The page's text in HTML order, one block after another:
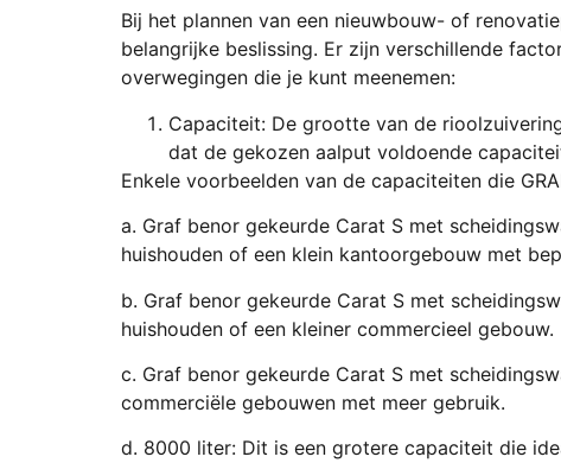
Bij het plannen van een nieuwbouw- of
belangrijke beslissing. Er zijn verschillende
overwegingen die je kunt meenemen:
Capaciteit: De grootte van de
dat de gekozen aalput voldoende
Enkele voorbeelden van de capaciteiten die
a. Graf benor gekeurde Carat S met
huishouden of een klein kantoorgebouw met
b. Graf benor gekeurde Carat S met
huishouden of een kleiner commercieel gebouw.
c. Graf benor gekeurde Carat S met
commerciële gebouwen met meer gebruik.
d. 8000 liter: Dit is een grotere capaciteit die